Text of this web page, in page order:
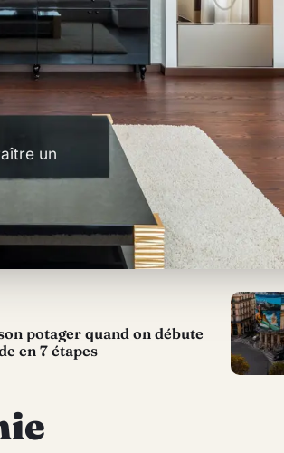
un
potager quand on débute
en 7 étapes